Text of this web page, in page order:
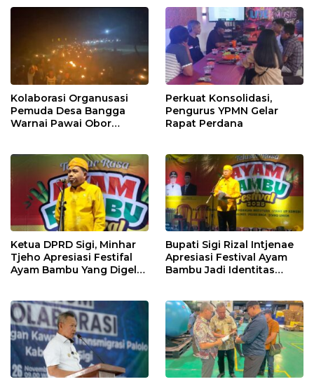
Kolaborasi Organusasi
Pemuda Desa Bangga
Warnai Pawai Obor
Perkuat Konsolidasi,
Pengurus YPMN Gelar
Rapat Perdana
Ketua DPRD Sigi, Minhar
Tjeho Apresiasi Festifal
Ayam Bambu Yang Digelar
Bupati Sigi Rizal Intjenae
Apresiasi Festival Ayam
Bambu Jadi Identitas
Nasional